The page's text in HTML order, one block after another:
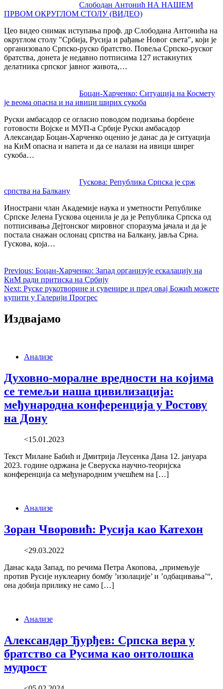
Слободан Антонић НА НАШЕМ
ПРВОМ ОКРУГЛОМ СТОЛУ (ВИДЕО)
Цео видео снимак иступања проф. др Слободана Антонића на
округлом столу "Србија, Русија и рађање Новог света", који је
организовало Српско-руско братство. Повеља Српско-руског
братства, донета је недавно потписима 127 истакнутих
делатника српског јавног живота,…
Боцан-Харченко: Ситуација на Космету
је веома опасна и на ивици ширих сукоба
Руски амбасадор ce огласио поводом подизања борбене
готовости Војске и МУП-а Србије Руски амбасадор
Александар Боцан-Харченко оценио је данас да је ситуација
на КиМ опасна и напета и да се налази на ивици ширег
сукоба…
Гускова: Република Српска је срж
српства на Балкану
Инострани члан Академије наука и уметности Републике
Српске Јелена Гускова оценила је да је Република Српска од
потписивања Дејтонског мировног споразума јачала и да је
постала снажан ослонац српства на Балкану, јавља Срна.
Гускова, која…
navigation
Previous: Боцан-Харченко: Запад организује ескалацију на
КиМ ради притиска на Србију
Next: Руске рукотворине и сувенире и пред овај Божић можете
купити у Галерији Прогрес
Издвајамо
Анализе
Духовно-моралне вредности на којима
се темељи наша цивилизација:
међународна конференција у Ростову
на Дону
<15.01.2023
Текст Милане Бабић и Дмитрија Леусенка Дана 12. јануара
2023. године одржана је Сверуска научно-теоријска
конференција са међународним учешћем на […]
Анализе
Зоран Чворовић: Русија као Катехон
<29.03.2022
Данас када Запад, по речима Петра Акопова, „примењује
против Русије нуклеарну бомбу ’изолације’ и ’одбацивања’“,
она добија прилику не само […]
Анализе
Александар Ђурђев: Српска вера у
братство са Русима као онтолошка
мудрост